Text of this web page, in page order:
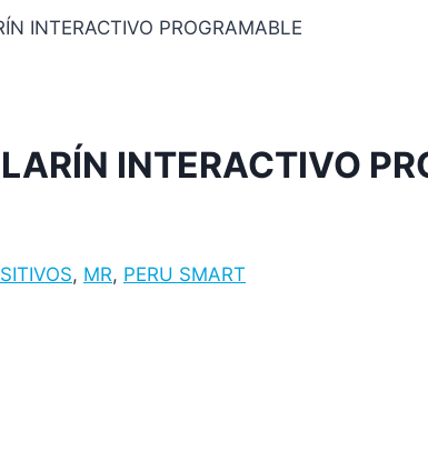
INTERACTIVO PROGRAMABLE
INTERACTIVO
, MR, PERU SMART